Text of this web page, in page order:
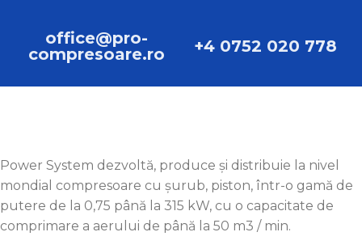
office@pro-
compresoare.ro
+4 0752 020 778
Power System dezvoltă, produce și distribuie la nivel
mondial compresoare cu șurub, piston, într-o gamă de
putere de la 0,75 până la 315 kW, cu o capacitate de
comprimare a aerului de până la 50 m3 / min.